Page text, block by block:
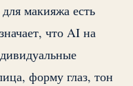
макияжа есть
что AI на
форму глаз, тон